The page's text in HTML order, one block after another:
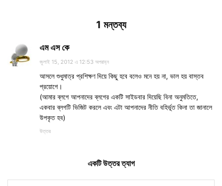
1 মন্তব্য
এম এস কে
জুলাই 15, 2012 এ 12:53 অপরাহ্ন
আসলে শুধুমাত্র প্রশিক্ষণ দিয়ে কিছু হবে বলেও মনে হয় না, ভাল হয় বাস্তব
প্রয়োগে।
(আমার ব্লগে আপনাদের ব্লগের একটি সাইডবার দিয়েছি বিনা অনুমতিতে,
একবার ব্লগটি ভিজিট করলে এবং এটা আপনাদের নীতি বহির্ভূত কিনা তা জানালে
উপকৃত হব)
উত্তর
একটি উত্তর ত্যাগ